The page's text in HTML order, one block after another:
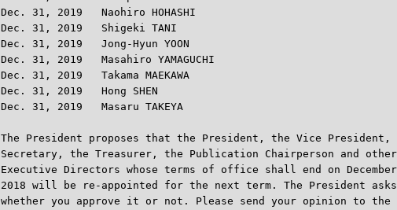
Dec. 31, 2019   Naohiro HOHASHI
Dec. 31, 2019   Shigeki TANI
Dec. 31, 2019   Jong-Hyun YOON
Dec. 31, 2019   Masahiro YAMAGUCHI
Dec. 31, 2019   Takama MAEKAWA
Dec. 31, 2019   Hong SHEN
Dec. 31, 2019   Masaru TAKEYA
The President proposes that the President, the Vice President,
Secretary, the Treasurer, the Publication Chairperson and other
Executive Directors whose terms of office shall end on
2018 will be re-appointed for the next term. The President asks
whether you approve it or not. Please send your opinion to the